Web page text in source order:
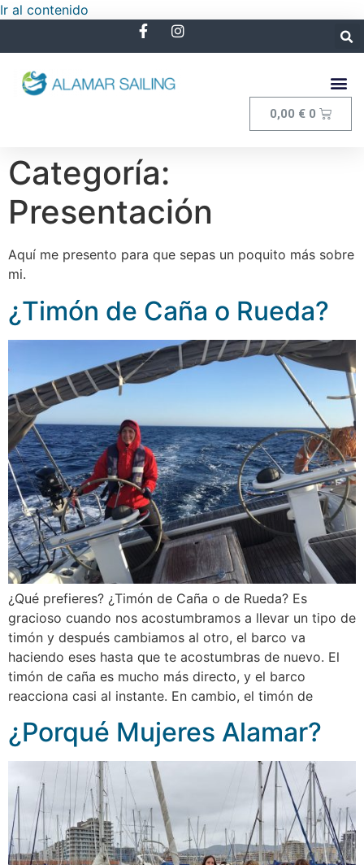
Ir al contenido
0,00 € 0
Categoría:
Presentación
Aquí me presento para que sepas un poquito más sobre
mi.
¿Timón de Caña o Rueda?
¿Qué prefieres? ¿Timón de Caña o de Rueda? Es
gracioso cuando nos acostumbramos a llevar un tipo de
timón y después cambiamos al otro, el barco va
haciendo eses hasta que te acostumbras de nuevo. El
timón de caña es mucho más directo, y el barco
reacciona casi al instante. En cambio, el timón de
¿Porqué Mujeres Alamar?